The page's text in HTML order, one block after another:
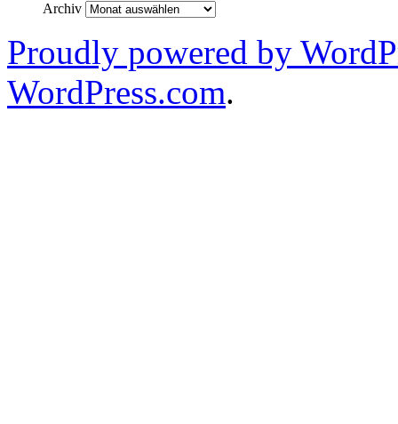
Archiv
Proudly powered by
WordPress.com.